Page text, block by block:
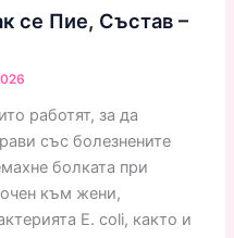
се Пие, Състав –
работят, за да
със болезнените
болката при
към жени,
E. coli, както и